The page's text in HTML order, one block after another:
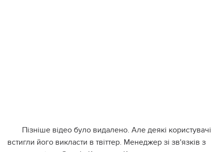
Пізніше відео було видалено. Але деякі користувачі
встигли його викласти в твіттер. Менеджер зі зв'язків з